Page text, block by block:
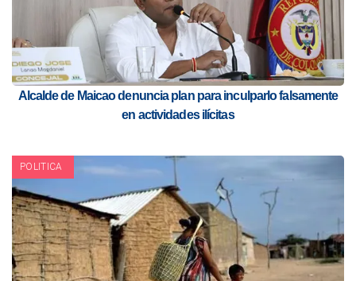
Alcalde de Maicao denuncia plan para inculparlo falsamente
en actividades ilícitas
POLITICA